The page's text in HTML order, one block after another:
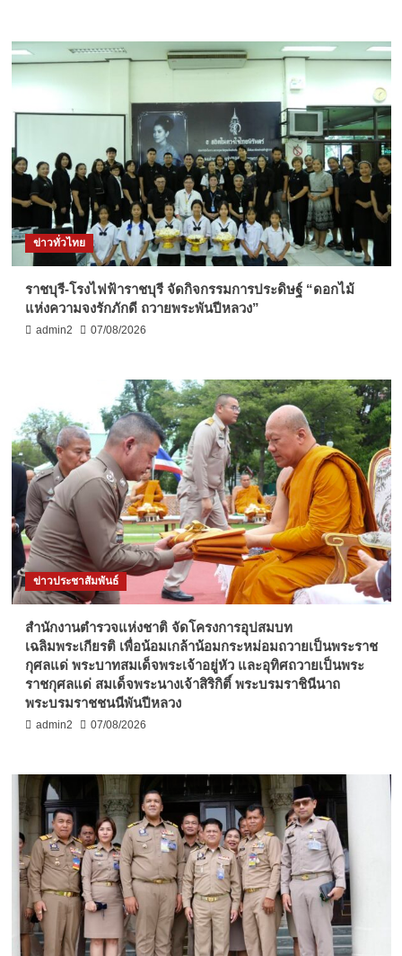
ข่าวทั่วไทย
ราชบุรี-โรงไฟฟ้าราชบุรี จัดกิจกรรมการประดิษฐ์ “ดอกไม้
แห่งความจงรักภักดี ถวายพระพันปีหลวง”
admin2 07/08/2026
ข่าวประชาสัมพันธ์
สำนักงานตำรวจแห่งชาติ จัดโครงการอุปสมบท
เฉลิมพระเกียรติ เพื่อน้อมเกล้าน้อมกระหม่อมถวายเป็นพระราช
กุศลแด่ พระบาทสมเด็จพระเจ้าอยู่หัว และอุทิศถวายเป็นพระ
ราชกุศลแด่ สมเด็จพระนางเจ้าสิริกิติ์ พระบรมราชินีนาถ
พระบรมราชชนนีพันปีหลวง
admin2 07/08/2026